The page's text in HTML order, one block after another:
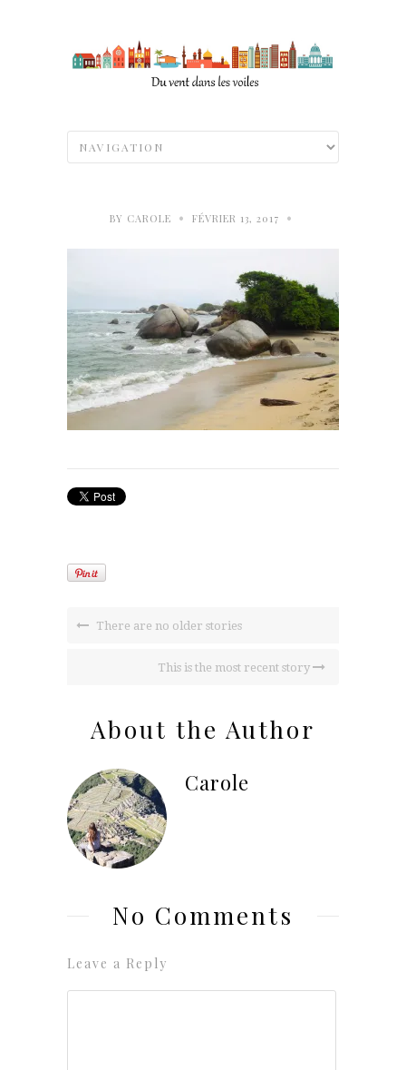
BY CAROLE • FÉVRIER 13, 2017 •
There are no older stories
This is the most recent story
About the Author
Carole
No Comments
Leave a Reply